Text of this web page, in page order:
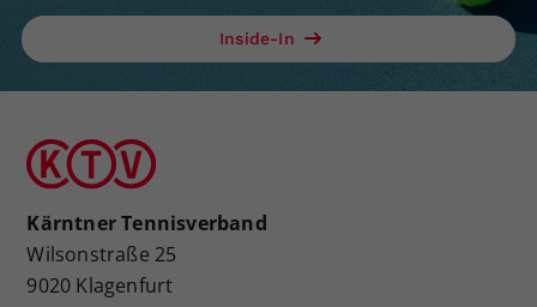
Inside-In
Kärntner Tennisverband
Wilsonstraße 25
9020 Klagenfurt